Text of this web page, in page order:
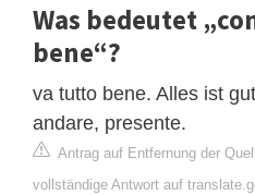
Was bedeutet
bene“?
va tutto bene. Alles ist
andare, presente.
Antrag auf Entfernung der
vollständige Antwort auf